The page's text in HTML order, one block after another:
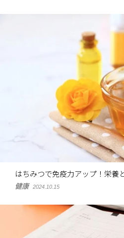
はちみつで免疫力アップ！栄養
健康 2024.10.15